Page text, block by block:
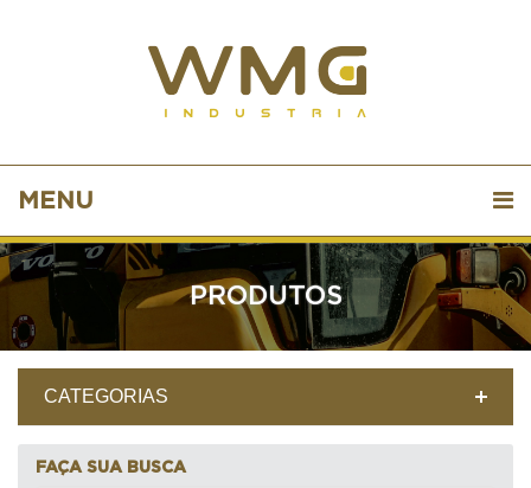
MENU
PRODUTOS
CATEGORIAS
FAÇA SUA BUSCA